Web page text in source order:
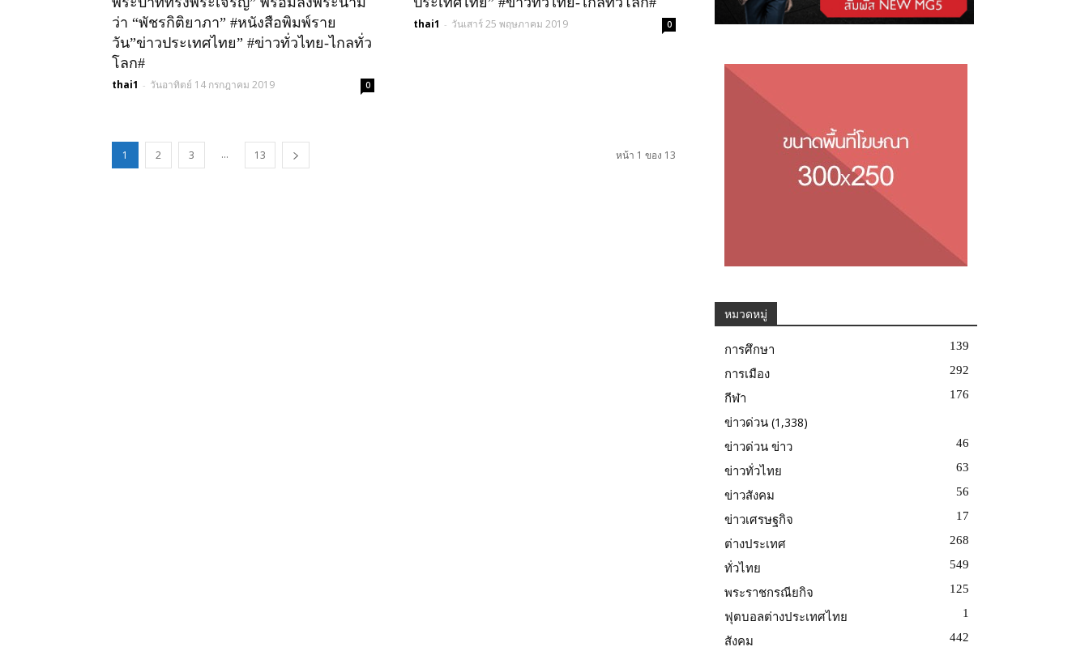
ว่า “พัชรกิติยาภา” #หนังสือพิมพ์ราย
วัน”ข่าวประเทศไทย” #ข่าวทั่วไทย-ไกลทั่ว
โลก#
thai1 - วันอาทิตย์ 14 กรกฎาคม 2019 0
thai1 - วันเสาร์ 25 พฤษภาคม 2019 0
1 2 3 ... 13 หน้า 1 ของ 13
หมวดหมู่
การศึกษา 139
การเมือง 292
กีฬา 176
ข่าวด่วน (1,338)
ข่าวด่วน ข่าว 46
ข่าวทั่วไทย 63
ข่าวสังคม 56
ข่าวเศรษฐกิจ 17
ต่างประเทศ 268
ทั่วไทย 549
พระราชกรณียกิจ 125
ฟุตบอลต่างประเทศไทย 1
สังคม 442